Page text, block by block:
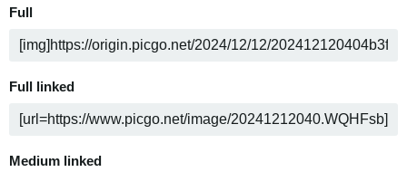
Full
Full linked
Medium linked